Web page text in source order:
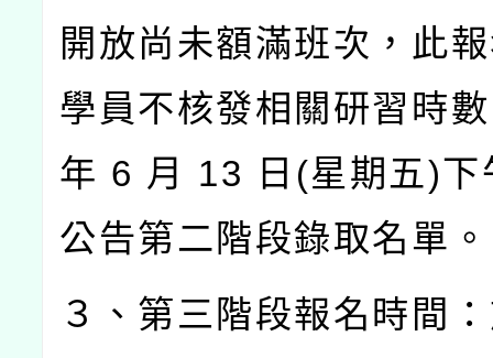
開放尚未額滿班次，此
學員不核發相關研習時
年 6 月 13 日 (星期五)下
公告第二階段錄取名單。
３、第三階段報名時間